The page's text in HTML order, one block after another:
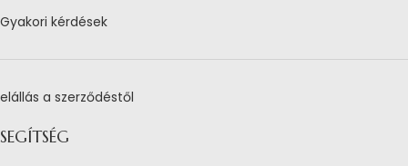
Gyakori kérdések
elállás a szerződéstől
SEGÍTSÉG